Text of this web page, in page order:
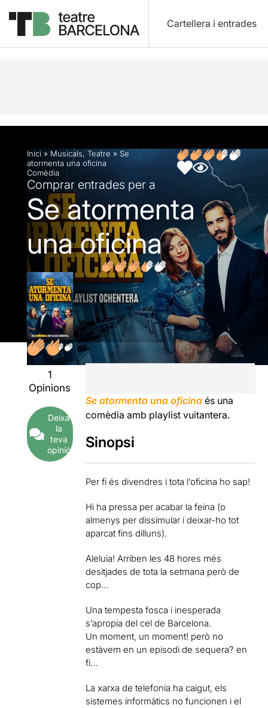
Cartellera i entrades
Descripció Fitxa artística Opinions Articles
Inici » Musicals, Teatre » Se
atormenta una oficina
Comèdia
Comprar entrades per a
Se atormenta
una oficina
1
Opinions
Deixa
la
teva
opinió
Se atormenta una oficina és una
comèdia amb playlist vuitantera.
Sinopsi
Per fi és divendres i tota l’oficina ho sap!
Hi ha pressa per acabar la feina (o
almenys per dissimular i deixar-ho tot
aparcat fins dilluns).
Aleluia! Arriben les 48 hores més
desitjades de tota la setmana però de
cop…
Una tempesta fosca i inesperada
s’apropia del cel de Barcelona.
Un moment, un moment! però no
estàvem en un episodi de sequera? en
fi…
La xarxa de telefonia ha caigut, els
sistemes informàtics no funcionen i el